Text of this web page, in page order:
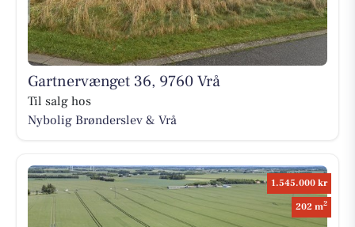
Gartnervænget 36, 9760 Vrå
Til salg hos
Nybolig Brønderslev & Vrå
1.545.000 kr
202 m2